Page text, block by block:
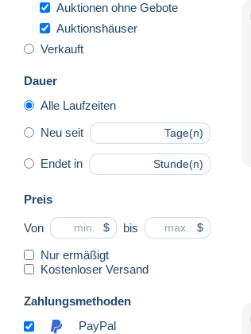
Auktionen ohne Gebote
Auktionshäuser
Verkauft
Dauer
Alle Laufzeiten
Neu seit Tage(n)
Endet in Stunde(n)
Preis
Von $ bis $
Nur ermäßigt
Kostenloser Versand
Zahlungsmethoden
PayPal